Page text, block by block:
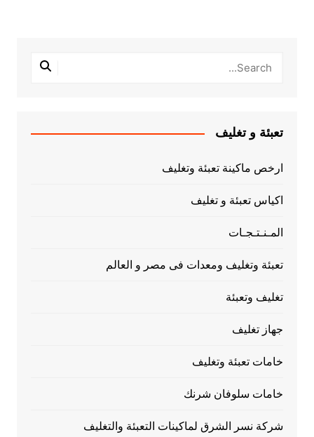
تعبئة و تغليف
ارخص ماكينة تعبئة وتغليف
اكياس تعبئة و تغليف
المـنـتـجـات
تعبئة وتغليف ومعدات فى مصر و العالم
تغليف وتعبئة
جهاز تغليف
خامات تعبئة وتغليف
خامات سلوفان شرنك
شركة نسر الشرق لماكينات التعبئة والتغليف